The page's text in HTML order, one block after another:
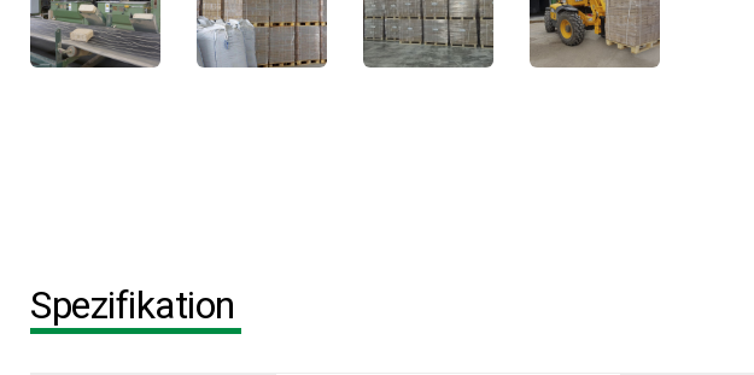
Spezifikation